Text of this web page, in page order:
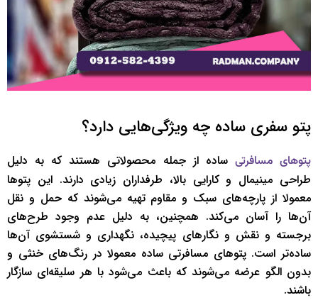
پتو سفری ساده چه ویژگی‌هایی دارد؟
پتوهای مسافرتی ساده از جمله محصولاتی هستند که به دلیل
طراحی مینیمال و کارایی بالا، طرفداران زیادی دارند. این پتوها
معمولا از پارچه‌های سبک و مقاوم تهیه می‌شوند که حمل و نقل
آن‌ها را آسان می‌کند. همچنین، به دلیل عدم وجود طرح‌های
برجسته و نقش و نگارهای پیچیده، نگهداری و شستشوی آن‌ها
ساده‌تر است. پتوهای مسافرتی ساده معمولا در رنگ‌های خنثی و
بدون الگو عرضه می‌شوند که باعث می‌شود با هر سلیقه‌ای سازگار
باشند.